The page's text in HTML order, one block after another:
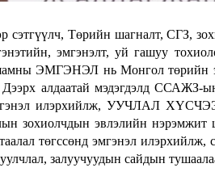
сэтгүүлч, Төрийн шагналт, СГЗ,
эмгэнэлт, уй гашуу
ЭМГЭНЭЛ нь Монгол төрийн
алдаатай мэдэгдэлд ССАЖЗ-
илэрхийлж, УУЧЛАЛ ХҮСЧЭЭ.
зохиолчдын эвлэлийн нэрэмжит
төгссөнд эмгэнэл
залуучуудын сайдын